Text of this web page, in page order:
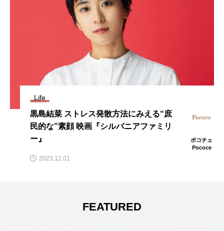
Life
黒島結菜 ストレス発散方法にみえる“庶
民的な”素顔 映画『シルバニアファミリ
ー』
ポコチェ
Pococe
2023.12.01
FEATURED